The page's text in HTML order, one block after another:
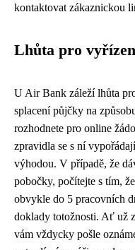
kontaktovat zákaznickou
Lhůta pro
U Air Bank záleží lhůta
splacení půjčky na
rozhodnete pro online
zpravidla se s ní
výhodou. V případě, že
pobočky, počítejte s tím,
obvykle do 5 pracovních
doklady totožnosti. Ať už
vám vždycky pošle